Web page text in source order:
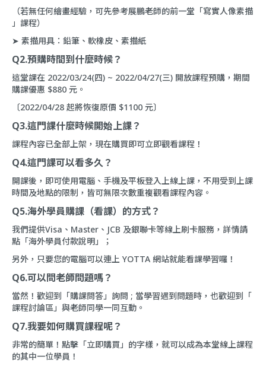
（若無任何繪畫經驗，可先參考展鵬老師的前一堂「寫實人像素描
」課程）
➤ 素描用具：鉛筆、軟橡皮、素描紙
Q2.預購時間到什麼時候？
這堂課在 2022/03/24(四) ~ 2022/04/27(三) 開放課程預購，期間
購課優惠 $880 元。
〔2022/04/28 起將恢復原價 $1100 元〕
Q3.這門課什麼時候開始上課？
課程內容已全部上架，現在購買即可立即觀看課程！
Q4.這門課可以看多久？
開課後，即可使用電腦、手機及平板登入上線上課，不用受到上課
時間及地點的限制，皆可無限次數重複觀看課程內容。
Q5.海外學員購課（看課）的方式？
我們提供Visa、Master、JCB 及銀聯卡等線上刷卡服務，詳情請
點「海外學員付款說明」；
另外，只要您的電腦可以連上 YOTTA 網站就能看課學習囉！
Q6.可以問老師問題嗎？
當然！歡迎到「購課問答」詢問 ; 當學習遇到問題時，也歡迎到「
課程討論區」與老師同學一同互動。
Q7.我要如何購買課程呢？
非常的簡單！點擊「立即購買」的字樣，就可以成為本堂線上課程
的其中一位學員！